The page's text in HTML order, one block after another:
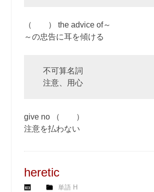
（ ） the advice of～
～の忠告に耳を傾ける
不可算名詞
注意、用心
give no （ ）
注意を払わない
heretic
単語 H